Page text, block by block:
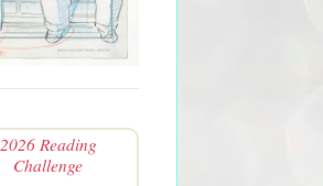
2026 Reading
Challenge